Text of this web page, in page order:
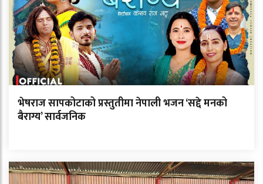
भेषराज सापकोटाको प्रस्तुतीमा नेपाली भजन ‘सद्दे मनको
बैराग्य’ सार्वजनिक